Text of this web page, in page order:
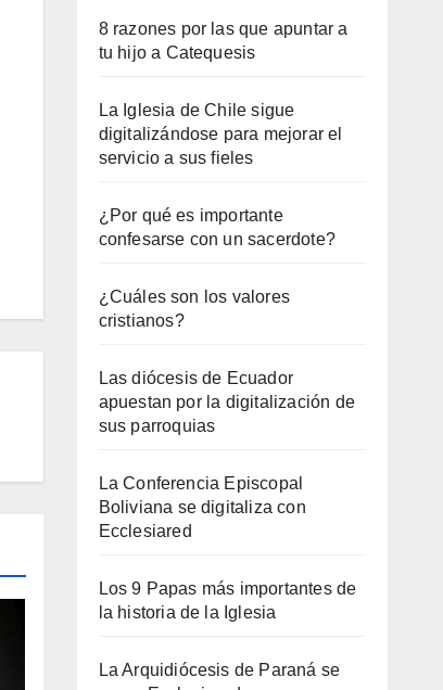
8 razones por las que apuntar a
tu hijo a Catequesis
La Iglesia de Chile sigue
digitalizándose para mejorar el
servicio a sus fieles
¿Por qué es importante
confesarse con un sacerdote?
¿Cuáles son los valores
cristianos?
Las diócesis de Ecuador
apuestan por la digitalización de
sus parroquias
La Conferencia Episcopal
Boliviana se digitaliza con
Ecclesiared
Los 9 Papas más importantes de
la historia de la Iglesia
La Arquidiócesis de Paraná se